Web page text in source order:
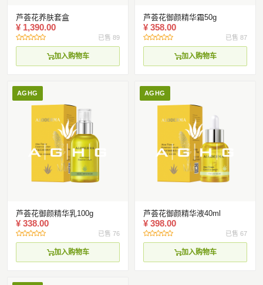
芦荟花养肤套盒
¥ 1,390.00
已售 89
加入购物车
芦荟花御颜精华霜50g
¥ 358.00
已售 87
加入购物车
AGHG
芦荟花御颜精华乳100g
¥ 338.00
已售 76
加入购物车
AGHG
芦荟花御颜精华液40ml
¥ 398.00
已售 67
加入购物车